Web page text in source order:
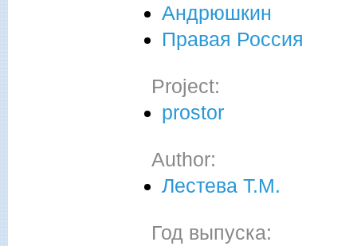
Андрюшкин
Правая Россия
Project:
prostor
Author:
Лестева Т.М.
Год выпуска: